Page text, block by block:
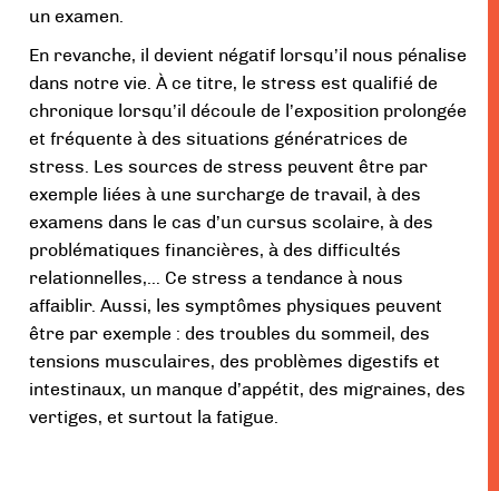
un examen.
En revanche, il devient négatif lorsqu’il nous pénalise
dans notre vie. À ce titre, le stress est qualifié de
chronique lorsqu’il découle de l’exposition prolongée
et fréquente à des situations génératrices de
stress. Les sources de stress peuvent être par
exemple liées à une surcharge de travail, à des
examens dans le cas d’un cursus scolaire, à des
problématiques financières, à des difficultés
relationnelles,… Ce stress a tendance à nous
affaiblir. Aussi, les symptômes physiques peuvent
être par exemple : des troubles du sommeil, des
tensions musculaires, des problèmes digestifs et
intestinaux, un manque d’appétit, des migraines, des
vertiges, et surtout la fatigue.